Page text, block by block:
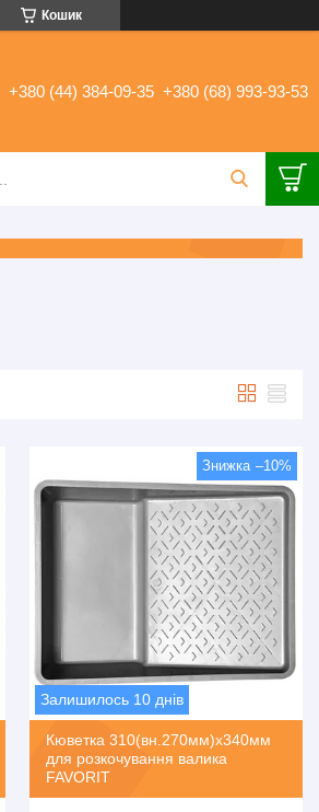
Кошик
+380 (44) 384-09-35 +380 (68) 993-93-53
–10%
Залишилось 10 днів
Кюветка 310(вн.270мм)х340мм
для розкочування валика
FAVORIT